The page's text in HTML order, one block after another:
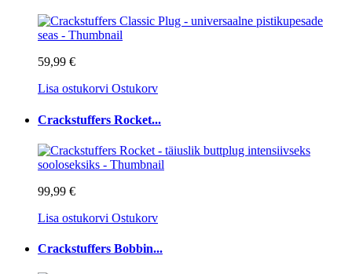
59,99 €
Lisa ostukorvi Ostukorv
Crackstuffers Rocket...
99,99 €
Lisa ostukorvi Ostukorv
Crackstuffers Bobbin...